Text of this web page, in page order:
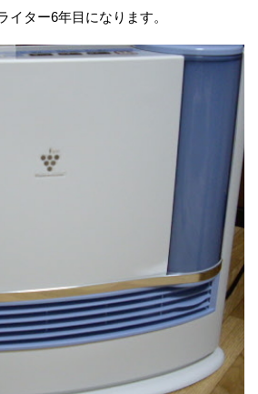
6年目になります。